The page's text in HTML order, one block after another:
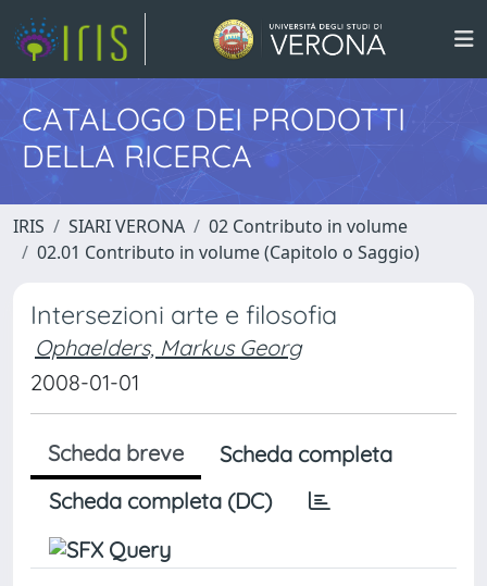
CATALOGO DEI PRODOTTI
DELLA RICERCA
IRIS SIARI VERONA
02 Contributo in volume
02.01 Contributo in volume (Capitolo o Saggio)
Intersezioni arte e filosofia
Ophaelders, Markus Georg
2008-01-01
Scheda breve
Scheda completa
Scheda completa (DC)